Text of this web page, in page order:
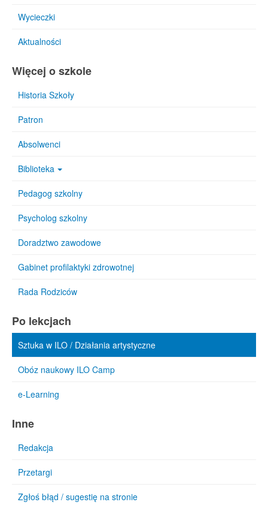
Wycieczki
Aktualności
Więcej o szkole
Historia Szkoły
Patron
Absolwenci
Biblioteka
Pedagog szkolny
Psycholog szkolny
Doradztwo zawodowe
Gabinet profilaktyki zdrowotnej
Rada Rodziców
Po lekcjach
Sztuka w ILO / Działania artystyczne
Obóz naukowy ILO Camp
e-Learning
Inne
Redakcja
Przetargi
Zgłoś błąd / sugestię na stronie